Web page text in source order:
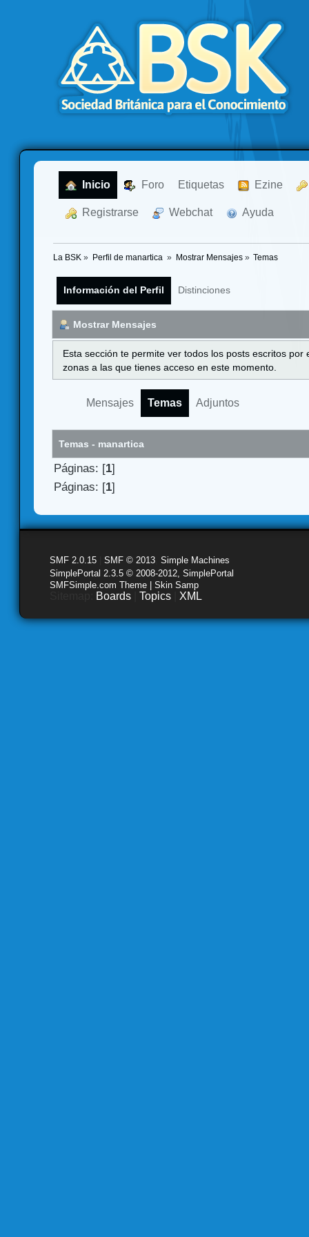
Inicio Foro Etiquetas Ezine
Registrarse Webchat Ayuda
La BSK » Perfil de manartica » Mostrar Mensajes» Temas
Información del Perfil Distinciones
Mostrar Mensajes
Esta sección te permite ver todos los posts escritos
zonas a las que tienes acceso en este momento.
Mensajes Temas Adjuntos
Temas - manartica
Páginas: [1]
Páginas: [1]
SMF 2.0.15 SMF © 2013 Simple Machines
SimplePortal 2.3.5 © 2008-2012, SimplePortal
SMFSimple.com Theme | Skin Samp
Boards Topics XML